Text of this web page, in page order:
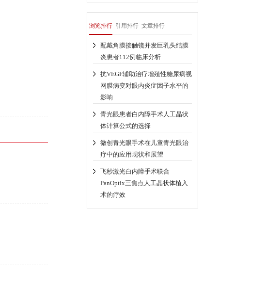
浏览排行 引用排行 文章排行
配戴角膜接触镜并发巨乳头结膜
炎患者112例临床分析
抗VEGF辅助治疗增殖性糖尿病视
网膜病变对眼内炎症因子水平的
影响
青光眼患者白内障手术人工晶状
体计算公式的选择
微创青光眼手术在儿童青光眼治
疗中的应用现状和展望
飞秒激光白内障手术联合
PanOptix三焦点人工晶状体植入
术的疗效